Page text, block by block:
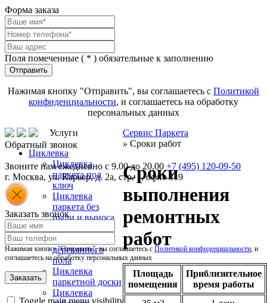
Форма заказа
Поля помеченные ( * ) обязательные к заполнению
Отправить
Нажимая кнопку "Отправить", вы соглашаетесь с Политикой
конфиденциальности, и соглашаетесь на обработку
персональных данных
Обратный звонок
Звоните нам ежедневно с 9.00 до 20.00 +7 (495) 120-09-50
г. Москва, ул. Карьер, д. 2а, стр. 1, офис 319
Заказать звонок
Нажимая кнопку "Отправить", вы соглашаетесь с Политикой конфиденциальности, и
соглашаетесь на обработку персональных данных
Toggle main menu visibility
Услуги
Циклевка
Циклевка
паркета под
ключ
Циклевка
паркета без
пыли и выноса
Циклевка
деревянного
пола
Циклевка
паркетной доски
Циклевка
Сервис Паркета
» Сроки работ
Сроки
выполнения
ремонтных
работ
Площадь
помещения
Приблизительное
время работы